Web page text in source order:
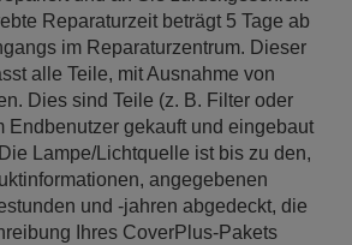
Reparaturzeit beträgt 5 Tage ab
im Reparaturzentrum. Dieser
alle Teile, mit Ausnahme von
Dies sind Teile (z. B. Filter oder
Endbenutzer gekauft und eingebaut
Lampe/Lichtquelle ist bis zu den,
angegebenen
und -jahren abgedeckt, die
Ihres CoverPlus-Pakets